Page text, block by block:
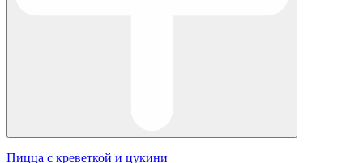
Пицца с креветкой и цукини